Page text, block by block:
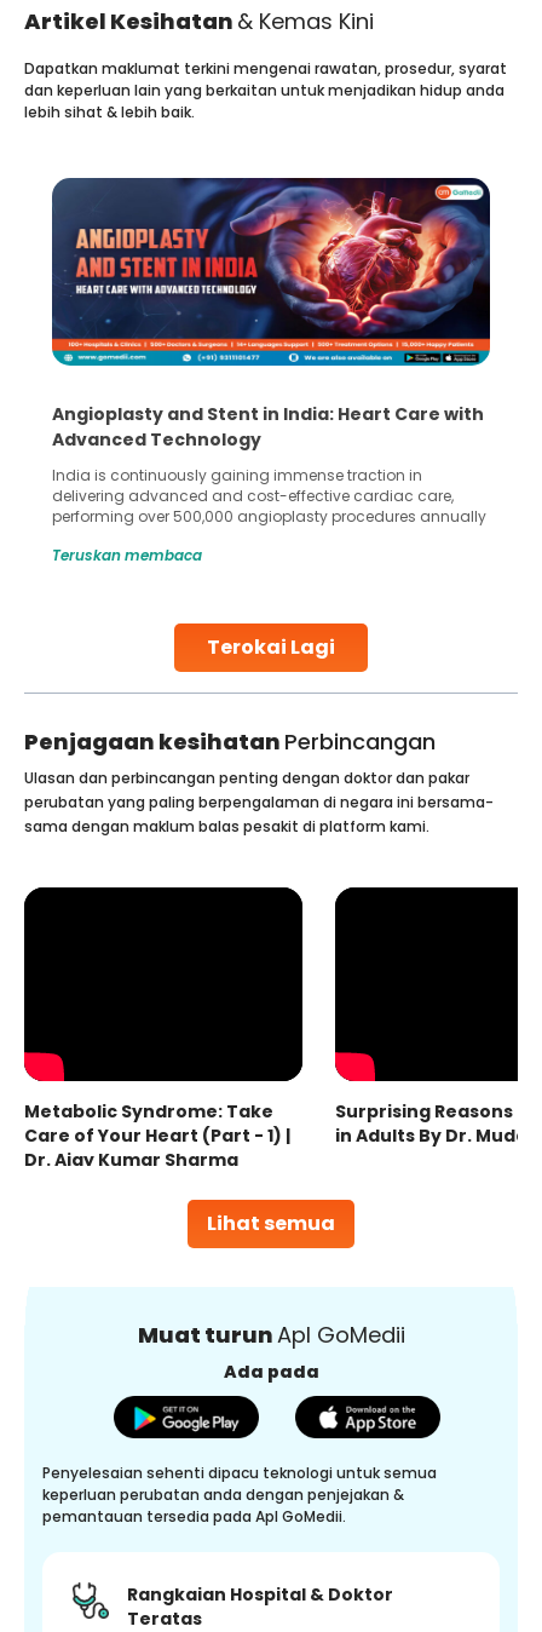
Artikel Kesihatan & Kemas Kini
Terokai Lagi
Dapatkan maklumat terkini mengenai rawatan, prosedur, syarat
dan keperluan lain yang berkaitan untuk menjadikan hidup anda
lebih sihat & lebih baik.
5 Essential Steps for Effective Human Sperm
Collection and Processing Methods
Human sperm collection and processing are critical steps
in advanced reproductive techniques like In Vitro
Fertilization (IVF) and intrauterine insemination (IUI). These
challenges and help couples achieve their dream of
collected, they process the
Teruskan membaca
Penjagaan kesihatan Perbincangan
Lihat semua
Ulasan dan perbincangan penting dengan doktor dan pakar
perubatan yang paling berpengalaman di negara ini bersama-
sama dengan maklum balas pesakit di platform kami.
Metabolic Syndrome: Take
Care of Your Heart (Part - 1) |
Dr. Ajay Kumar Sharma
Surprising Reasons
in Adults By Dr.
Muat turunApl GoMedii
Ada pada
Penyelesaian sehenti dipacu teknologi untuk semua
keperluan perubatan anda dengan penjejakan &
pemantauan tersedia pada Apl GoMedii.
Rangkaian Hospital & Doktor
Teratas